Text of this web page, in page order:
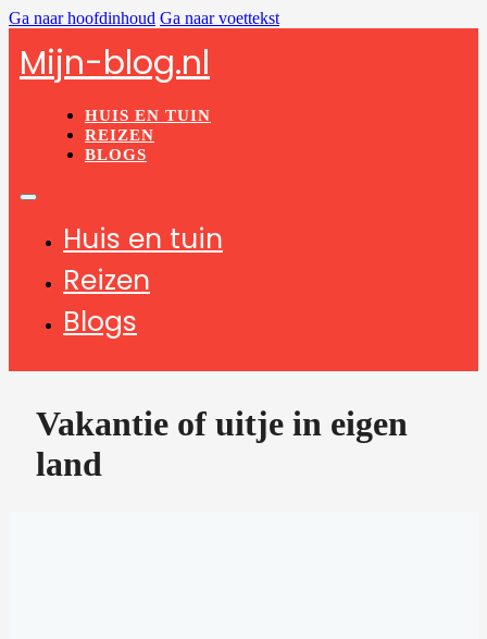
Ga naar hoofdinhoud Ga naar voettekst
Mijn-blog.nl
HUIS EN TUIN
REIZEN
BLOGS
Huis en tuin
Reizen
Blogs
Vakantie of uitje in eigen
land